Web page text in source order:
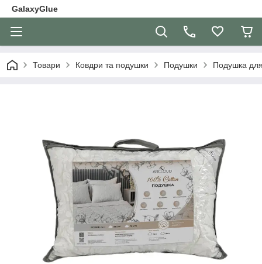
GalaxyGlue
Товари Ковдри та подушки Подушки Подушка